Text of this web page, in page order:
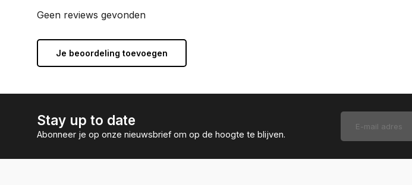
Geen reviews gevonden
Je beoordeling toevoegen
Stay up to date
Abonneer je op onze nieuwsbrief om op de hoogte te blijven.